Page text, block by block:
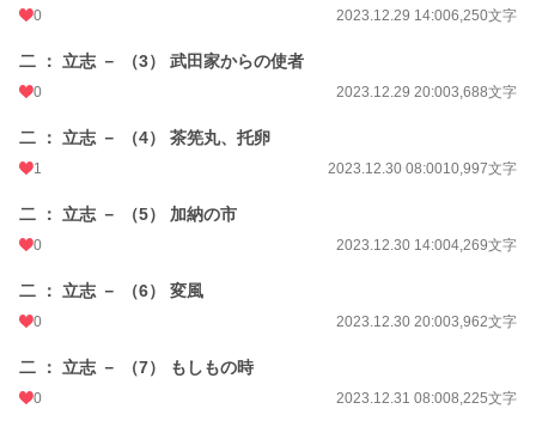
0 2023.12.29 14:006,250文字
二 ： 立志 － （3） 武田家からの使者
0 2023.12.29 20:003,688文字
二 ： 立志 － （4） 茶筅丸、托卵
1 2023.12.30 08:0010,997文字
二 ： 立志 － （5） 加納の市
0 2023.12.30 14:004,269文字
二 ： 立志 － （6） 変風
0 2023.12.30 20:003,962文字
二 ： 立志 － （7） もしもの時
0 2023.12.31 08:008,225文字